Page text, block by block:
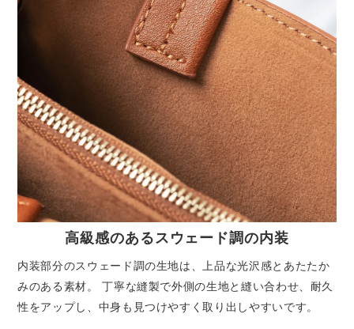
高級感のあるスウェード調の内装
内装部分のスウェード調の生地は、上品な光沢感とあたたか
みのある素材。 丁寧な縫製で外側の生地と縫い合わせ、耐久
性をアップし、中身も見つけやすく取り出しやすいです。